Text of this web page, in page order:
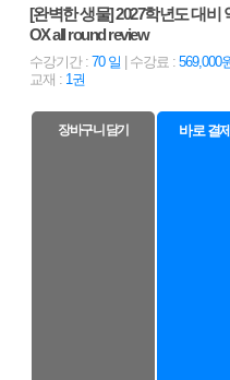
[완벽한 생물] 2027학년도 대비
OX all round review
수강기간 : 70 일 | 수강료 : 569,000
교재 : 1권
장바구니 담기 바로 결